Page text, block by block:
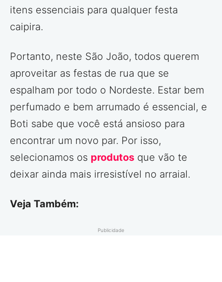
itens essenciais para qualquer festa
caipira.
Portanto, neste São João, todos querem
aproveitar as festas de rua que se
espalham por todo o Nordeste. Estar bem
perfumado e bem arrumado é essencial, e
Boti sabe que você está ansioso para
encontrar um novo par. Por isso,
selecionamos os produtos que vão te
deixar ainda mais irresistível no arraial.
Veja Também:
Publicidade